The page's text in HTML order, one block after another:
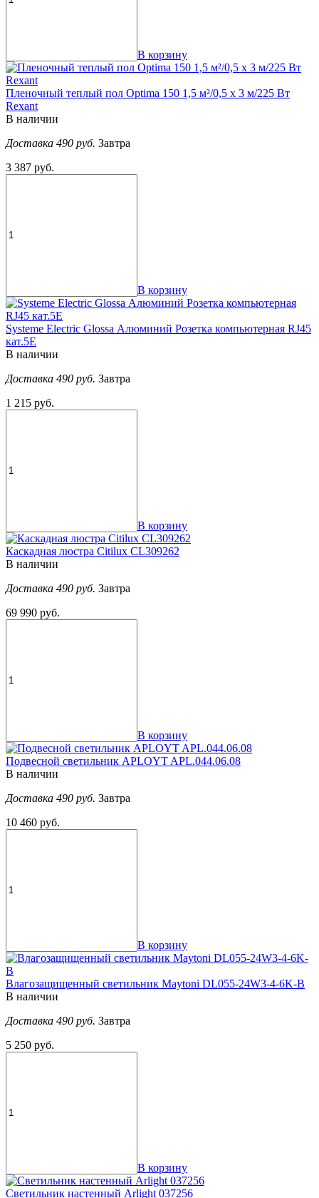
В корзину
Пленочный теплый пол Optima 150 1,5 м²/0,5 х 3 м/225 Вт
Rexant
В наличии
Доставка 490 руб. Завтра
3 387 руб.
В корзину
Systeme Electric Glossa Алюминий Розетка компьютерная RJ45
кат.5E
В наличии
Доставка 490 руб. Завтра
1 215 руб.
В корзину
Каскадная люстра Citilux CL309262
В наличии
Доставка 490 руб. Завтра
69 990 руб.
В корзину
Подвесной светильник APLOYT APL.044.06.08
В наличии
Доставка 490 руб. Завтра
10 460 руб.
В корзину
Влагозащищенный светильник Maytoni DL055-24W3-4-6K-B
В наличии
Доставка 490 руб. Завтра
5 250 руб.
В корзину
Светильник настенный Arlight 037256